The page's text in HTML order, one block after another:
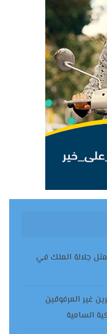
جلالة الملك في
غير المرفوقين
السامية